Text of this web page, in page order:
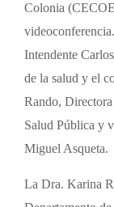
Colonia
Intendente
de la salud y el
Rando,
Salud Pública y
Miguel Asqueta.
La Dra. Karina